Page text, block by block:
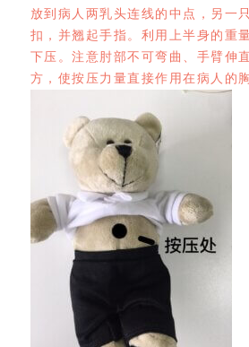
放到病人两乳头连线的中点，另一
扣，并翘起手指。利用上半身的重
下压。注意肘部不可弯曲、手臂伸
方，使按压力量直接作用在病人的